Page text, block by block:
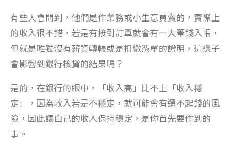
有些人會問到，他們是作業務或小生意買賣的，實際上
的收入很不錯，若是有接到訂單就會有一大筆錢入帳，
但就是唯獨沒有薪資轉帳或是扣繳憑單的證明，這樣子
會影響到銀行核貸的結果嗎？
是的，在銀行的眼中，「收入高」比不上「收入穩
定」，因為收入若是不穩定，就可能會有還不起錢的風
險，因此讓自己的收入保持穩定，是你首先要作到的
事。